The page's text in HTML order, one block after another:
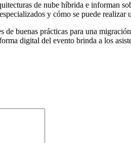
de nube híbrida e informan
y cómo se puede
de buenas prácticas para una
digital del evento brinda a los